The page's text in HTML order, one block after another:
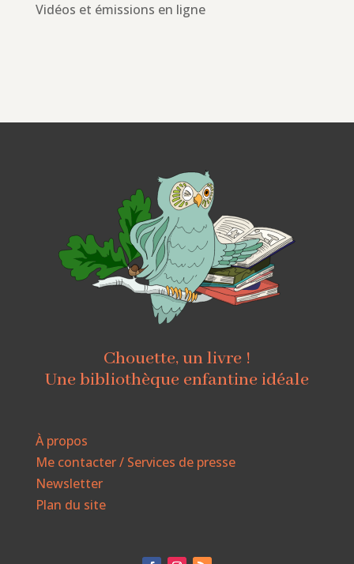
Vidéos et émissions en ligne
Chouette, un livre !
Une bibliothèque enfantine idéale
À propos
Me contacter / Services de presse
Newsletter
Plan du site